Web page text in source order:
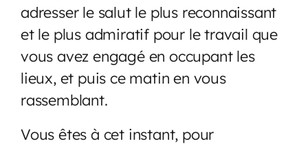
adresser le salut le plus reconnaissant
et le plus admiratif pour le travail que
vous avez engagé en occupant les
lieux, et puis ce matin en vous
rassemblant.
Vous êtes à cet instant, pour